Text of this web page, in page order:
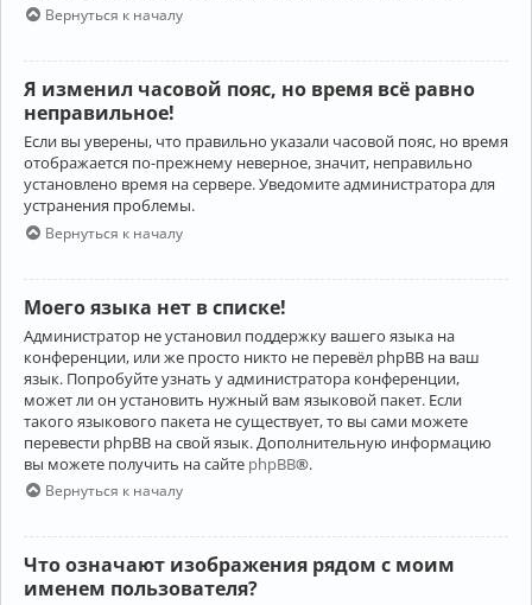
Вернуться к началу
Я изменил часовой пояс, но время всё равно
неправильное!
Если вы уверены, что правильно указали часовой пояс, но время
отображается по-прежнему неверное, значит, неправильно
установлено время на сервере. Уведомите администратора для
устранения проблемы.
Вернуться к началу
Моего языка нет в списке!
Администратор не установил поддержку вашего языка на
конференции, или же просто никто не перевёл phpBB на ваш
язык. Попробуйте узнать у администратора конференции,
может ли он установить нужный вам языковой пакет. Если
такого языкового пакета не существует, то вы сами можете
перевести phpBB на свой язык. Дополнительную информацию
вы можете получить на сайте phpBB®.
Вернуться к началу
Что означают изображения рядом с моим
именем пользователя?